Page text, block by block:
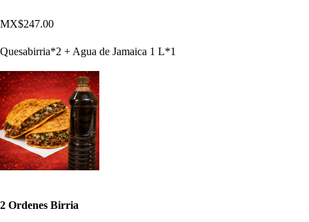
MX$247.00
Quesabirria*2 + Agua de Jamaica 1 L*1
2 Ordenes Birria